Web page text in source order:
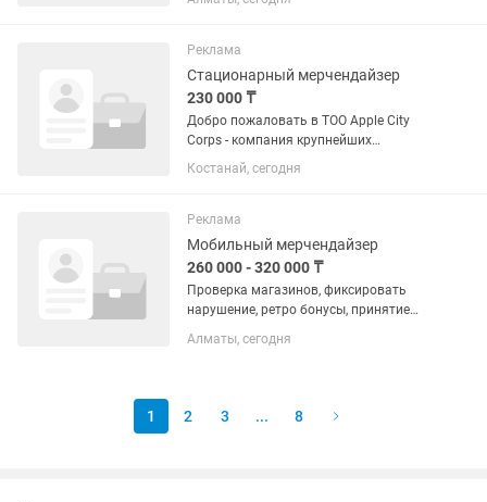
Выходной. Гибкого графика НЕТ.
мерчендайзеров по простому вкратце:
-...
Реклама
Стационарный мерчендайзер
230 000 ₸
Добро пожаловать в ТОО Apple City
Corps - компания крупнейших
дистрибьюторов, где наши ценности -
это качество, профессионализм и
крупными международными
брендами:...
Костанай, сегодня
Реклама
Мобильный мерчендайзер
260 000 - 320 000 ₸
Проверка магазинов, фиксировать
нарушение, ретро бонусы, принятие
машиной
Алматы, сегодня
1 2 3 ... 8